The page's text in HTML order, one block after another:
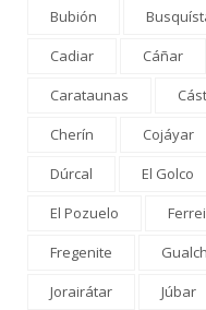
Bubión
Cadiar
Cáñar
Carataunas
Cherín
Cojáyar
Dúrcal
El Golco
El Pozuelo
Fregenite
Jorairátar
Júbar